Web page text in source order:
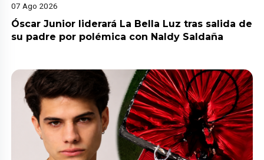
07 Ago 2026
Óscar Junior liderará La Bella Luz tras salida de
su padre por polémica con Naldy Saldaña